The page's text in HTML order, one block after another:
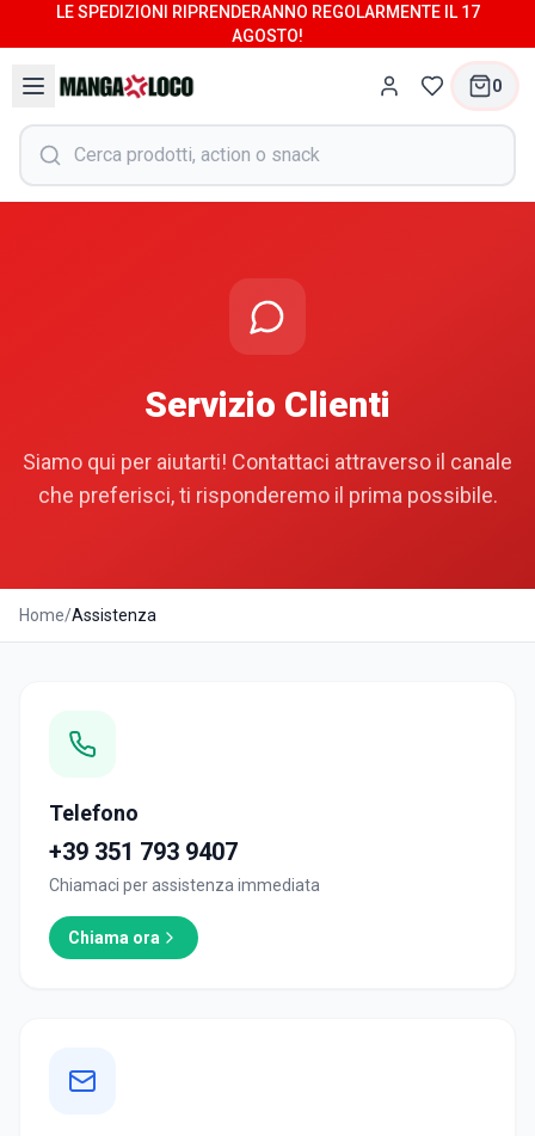
LE SPEDIZIONI RIPRENDERANNO REGOLARMENTE IL 17
AGOSTO!
0
Servizio Clienti
Siamo qui per aiutarti! Contattaci attraverso il canale
che preferisci, ti risponderemo il prima possibile.
Home/Assistenza
Telefono
+39 351 793 9407
Chiamaci per assistenza immediata
Chiama ora